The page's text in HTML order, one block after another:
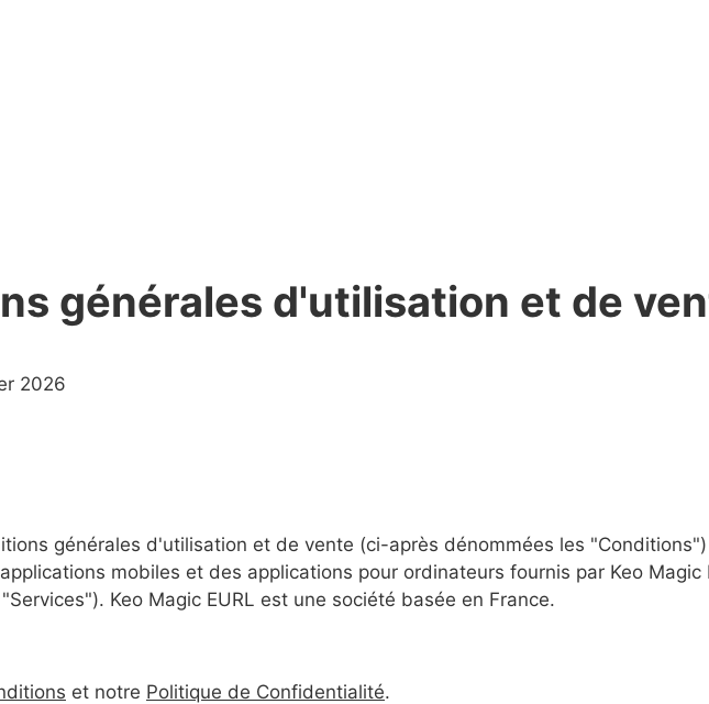
générales d'utilisation et de
2026
générales d'utilisation et de vente (ci-après dénommées les
mobiles et des applications pour ordinateurs fournis par Keo Magic
Keo Magic EURL est une société basée en France.
et notre Politique de Confidentialité.